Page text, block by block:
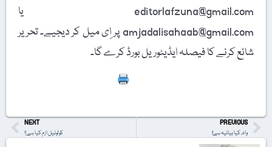
editorlafzuna@gmail.com یا
amjadalisahaab@gmail.com پر اِی میل کر دیجیے۔ تحریر
شائع کرنے کا فیصلہ ایڈیٹوریل بورڈ کرے گا۔
PREVIOUS
واہ، کیا بیانیہ ہے!
NEXT
کولونیل ازم کیا ہے؟